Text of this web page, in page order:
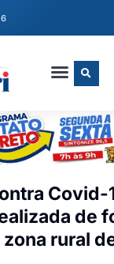
Covid-
de
rural